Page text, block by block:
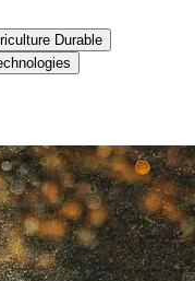
Durable